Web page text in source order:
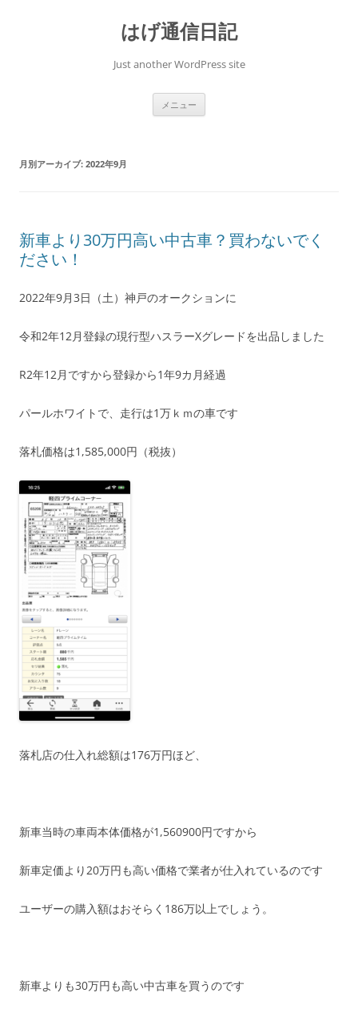
はげ通信日記
Just another WordPress site
メニュー
月別アーカイブ: 2022年9月
新車より30万円高い中古車？買わないでく
ださい！
2022年9月3日（土）神戸のオークションに
令和2年12月登録の現行型ハスラーXグレードを出品しました
R2年12月ですから登録から1年9カ月経過
パールホワイトで、走行は1万ｋｍの車です
落札価格は1,585,000円（税抜）
落札店の仕入れ総額は176万円ほど、
新車当時の車両本体価格が1,560900円ですから
新車定価より20万円も高い価格で業者が仕入れているのです
ユーザーの購入額はおそらく186万以上でしょう。
新車よりも30万円も高い中古車を買うのです